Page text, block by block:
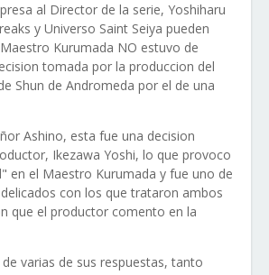
al Director de la serie, Yoshiharu
y Universo Saint Seiya pueden
Kurumada NO estuvo de
tomada por la produccion del
Shun de Andromeda por el de una
Ashino, esta fue una decision
Ikezawa Yoshi, lo que provoco
en el Maestro Kurumada y fue uno de
con los que trataron ambos
que el productor comento en la
varias de sus respuestas, tanto